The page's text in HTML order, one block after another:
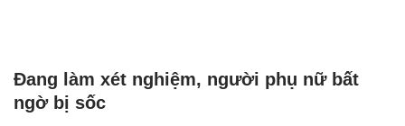
Đang làm xét nghiệm, người phụ nữ bất
ngờ bị sốc